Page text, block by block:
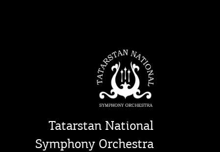
Tatarstan National
Symphony Orchestra